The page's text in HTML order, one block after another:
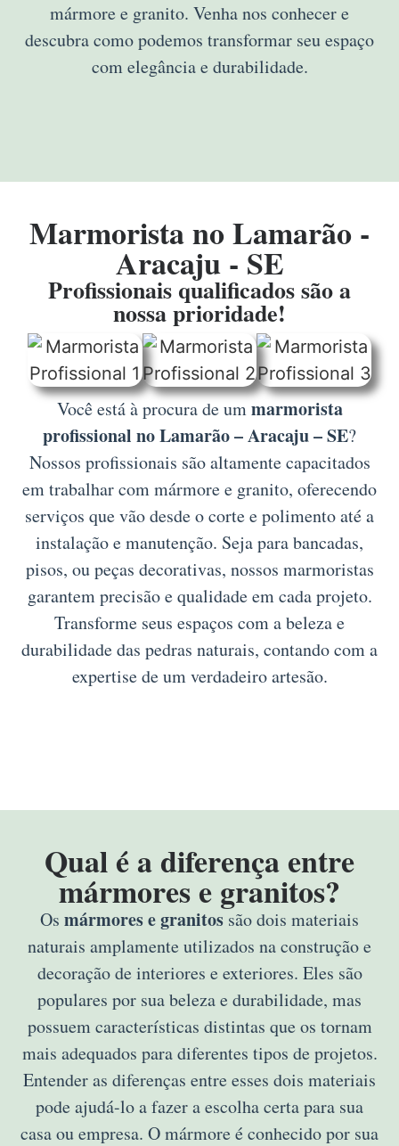
mármore e granito. Venha nos conhecer e
descubra como podemos transformar seu espaço
com elegância e durabilidade.
Marmorista no Lamarão -
Aracaju - SE
Profissionais qualificados são a
nossa prioridade!
Você está à procura de ummarmorista
profissional no Lamarão – Aracaju – SE?
Nossos profissionais são altamente capacitados
em trabalhar com mármore e granito, oferecendo
serviços que vão desde o corte e polimento até a
instalação e manutenção. Seja para bancadas,
pisos, ou peças decorativas, nossos marmoristas
garantem precisão e qualidade em cada projeto.
Transforme seus espaços com a beleza e
durabilidade das pedras naturais, contando com a
expertise de um verdadeiro artesão.
Qual é a diferença entre
mármores e granitos?
Os mármores e granitos são dois materiais
naturais amplamente utilizados na construção e
decoração de interiores e exteriores. Eles são
populares por sua beleza e durabilidade, mas
possuem características distintas que os tornam
mais adequados para diferentes tipos de projetos.
Entender as diferenças entre esses dois materiais
pode ajudá-lo a fazer a escolha certa para sua
casa ou empresa. O mármore é conhecido por sua